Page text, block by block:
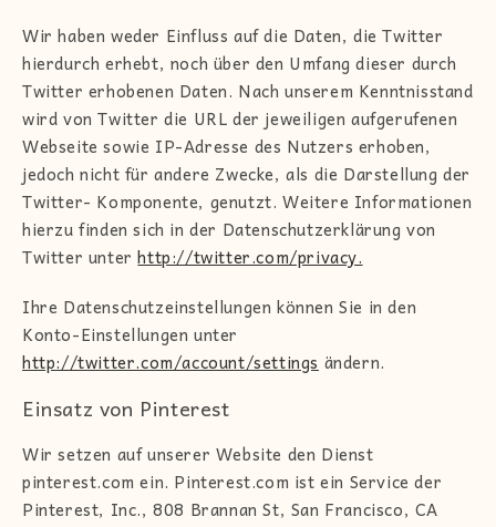
Wir haben weder Einfluss auf die Daten, die Twitter
hierdurch erhebt, noch über den Umfang dieser durch
Twitter erhobenen Daten. Nach unserem Kenntnisstand
wird von Twitter die URL der jeweiligen aufgerufenen
Webseite sowie IP-Adresse des Nutzers erhoben,
jedoch nicht für andere Zwecke, als die Darstellung der
Twitter- Komponente, genutzt. Weitere Informationen
hierzu finden sich in der Datenschutzerklärung von
Twitter unterhttp://twitter.com/privacy.
Ihre Datenschutzeinstellungen können Sie in den
Konto-Einstellungen unter
http://twitter.com/account/settings ändern.
Einsatz von Pinterest
Wir setzen auf unserer Website den Dienst
pinterest.com ein. Pinterest.com ist ein Service der
Pinterest, Inc., 808 Brannan St, San Francisco, CA